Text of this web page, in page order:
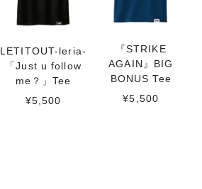
LETITOUT-leria-
「Just u follow
me？」Tee
¥5,500
『STRIKE
AGAIN』BIG
BONUS Tee
¥5,500